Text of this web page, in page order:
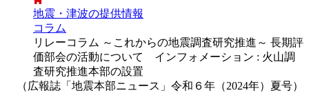
地震・津波の提供情報
コラム
リレーコラム ～これからの地震調査研究推進～ 長期評
価部会の活動について インフォメーション : 火山調
査研究推進本部の設置
（広報誌「地震本部ニュース」令和６年（2024年）夏号）